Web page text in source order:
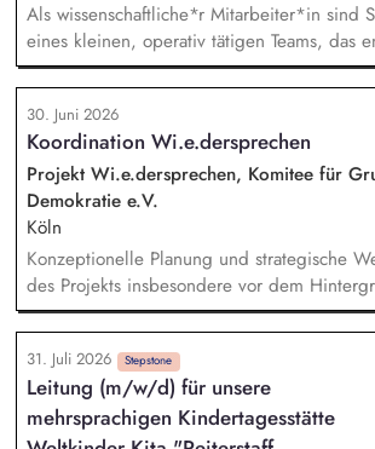
Als wissenschaftliche*r Mitarbeiter*in sind
eines kleinen, operativ tätigen Teams, das
klaren Programmatik langfristig soziale
implementiert. Sie unterstützen die
Umsetzung der Stiftungsprogrammatik und
die Internationalisierungsstrategie der
übersetzen wissenschaftliche Erkenntnisse in
alltagsangebundene Handlungsansätze
Stiftungsprogrammatik.
30. Juni 2026
Koordination Wi.e.dersprechen
Projekt Wi.e.dersprechen, Komitee für
Demokratie e.V.
Köln
Konzeptionelle Planung und strategische
des Projekts insbesondere vor dem
politischer Entwicklungen in den
Öffentlichkeitsarbeit Print und web in
Vertretung des Projekts bei Vorträgen,
Fundraisingveranstaltungen,
Privatspendenfundraisings, regelmäßige
31. Juli 2026 Stepstone
Leitung (m/w/d) für unsere
mehrsprachigen Kindertagesstätte